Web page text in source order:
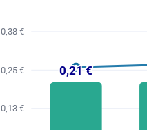
0,13 €
0,25 €
0,38 €
0,21 €